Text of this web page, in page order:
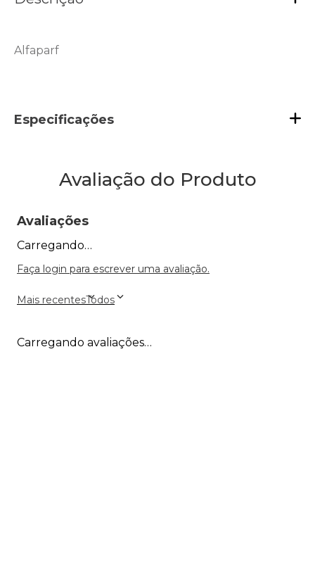
Alfaparf
Especificações
Avaliação do Produto
Avaliações
Carregando…
Faça login para escrever uma avaliação.
Mais recentesTodos
Carregando avaliações…